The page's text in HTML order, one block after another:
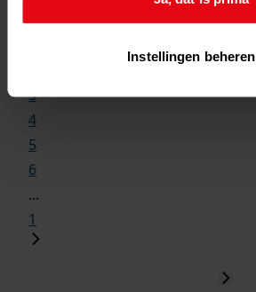
Instellingen beheren
1
3
4
5
6
...
1